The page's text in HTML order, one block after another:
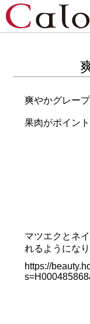
爽やかグレー
果肉がポイン
マツエクとネ
れるようにな
https://